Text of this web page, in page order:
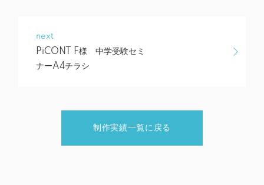
next
PiCONT F様 中学受験セミ
ナーA4チラシ
制作実績一覧に戻る